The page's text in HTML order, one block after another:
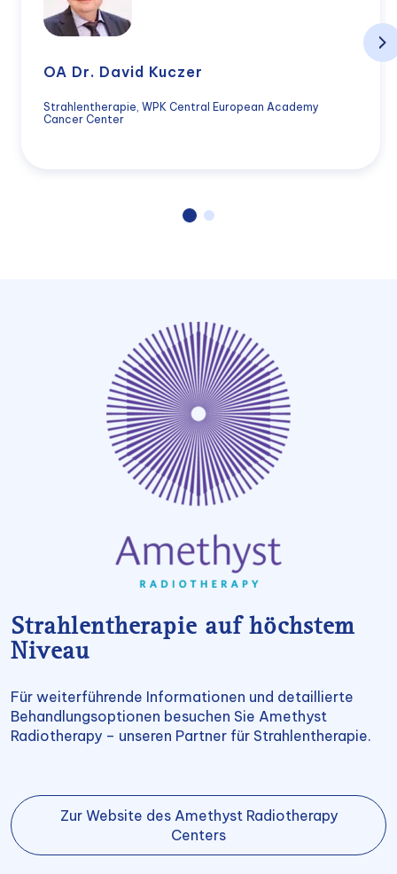
OA Dr. David Kuczer
Strahlentherapie, WPK Central European Academy
Cancer Center
Strahlentherapie auf höchstem
Niveau
Für weiterführende Informationen und detaillierte
Behandlungsoptionen besuchen Sie Amethyst
Radiotherapy – unseren Partner für Strahlentherapie.
Zur Website des Amethyst Radiotherapy
Centers